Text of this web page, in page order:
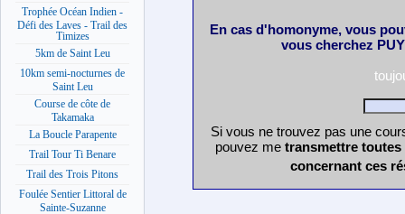
Trophée Océan Indien -
Défi des Laves - Trail des
Timizes
5km de Saint Leu
10km semi-nocturnes de
Saint Leu
Course de côte de
Takamaka
La Boucle Parapente
Trail Tour Ti Benare
Trail des Trois Pitons
Foulée Sentier Littoral de
Sainte-Suzanne
En cas d'homonyme, vous
vous cherchez
Si vous ne trouvez pas une
pouvez me transmettre
concernant ces